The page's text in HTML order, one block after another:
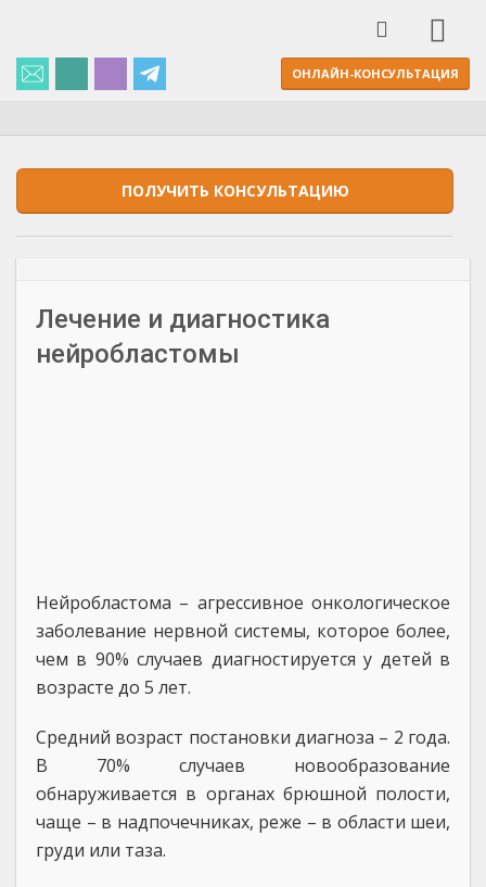
ОНЛАЙН-КОНСУЛЬТАЦИЯ
ПОЛУЧИТЬ КОНСУЛЬТАЦИЮ
Лечение и диагностика
нейробластомы
Нейробластома – агрессивное онкологическое
заболевание нервной системы, которое более,
чем в 90% случаев диагностируется у детей в
возрасте до 5 лет.
Средний возраст постановки диагноза – 2 года.
В 70% случаев новообразование
обнаруживается в органах брюшной полости,
чаще – в надпочечниках, реже – в области шеи,
груди или таза.